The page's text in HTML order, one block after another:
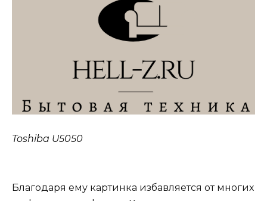
Toshiba U5050
Благодаря ему картинка избавляется от многих